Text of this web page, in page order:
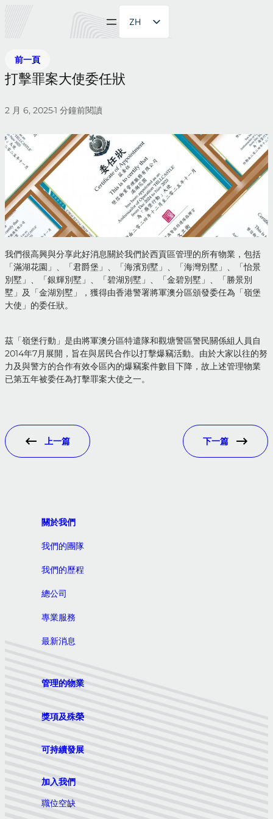
ZH
前一頁
打擊罪案大使委任狀
2 月 6, 2025•1 分鐘前閱讀
我們很高興與分享此好消息關於我們於西貢區管理的所有物業，包括
「滿湖花園」、「君爵堡」、「海濱別墅」、「海灣別墅」、「怡景
別墅」、「銀輝別墅」、「碧湖別墅」、「金碧別墅」、「勝景別
墅」及「金湖別墅」，獲得由香港警署將軍澳分區頒發委任為「嶺堡
大使」的委任狀。
茲「嶺堡行動」是由將軍澳分區特遣隊和觀塘警區警民關係組人員自
2014年7月展開，旨在與居民合作以打擊爆竊活動。由於大家以往的努
力及與警方的合作有效令區內的爆竊案件數目下降，故上述管理物業
已第五年被委任為打擊罪案大使之一。
上一篇 下一篇
關於我們
我們的團隊
我們的歷程
總公司
專業服務
最新消息
管理的物業
獎項及殊榮
可持續發展
加入我們
職位空缺